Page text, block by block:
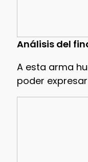
Análisis del
A esta arma
poder